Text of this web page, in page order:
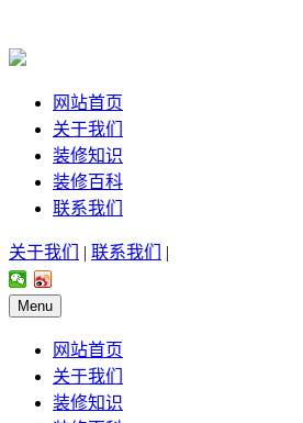
网站首页
关于我们
装修知识
装修百科
联系我们
关于我们 | 联系我们 |
Menu
网站首页
关于我们
装修知识